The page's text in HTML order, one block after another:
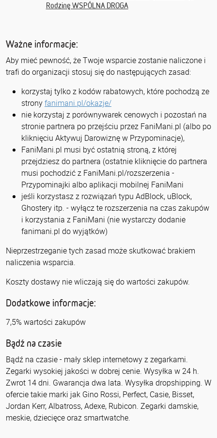
Rodzinę WSPÓLNA DROGA
Ważne informacje:
Aby mieć pewność, że Twoje wsparcie zostanie naliczone i
trafi do organizacji stosuj się do następujących zasad:
korzystaj tylko z kodów rabatowych, które pochodzą ze
stronyfanimani.pl/okazje/
nie korzystaj z porównywarek cenowych i pozostań na
stronie partnera po przejściu przez FaniMani.pl (albo po
kliknięciu Aktywuj Darowiznę w Przypominacje),
FaniMani.pl musi być ostatnią stroną, z której
przejdziesz do partnera (ostatnie kliknięcie do partnera
musi pochodzić z FaniMani.pl/rozszerzenia -
Przypominajki albo aplikacji mobilnej FaniMani
jeśli korzystasz z rozwiązań typu AdBlock, uBlock,
Ghostery itp. - wyłącz te rozszerzenia na czas zakupów
i korzystania z FaniMani (nie wystarczy dodanie
fanimani.pl do wyjątków)
Nieprzestrzeganie tych zasad może skutkować brakiem
naliczenia wsparcia.
Koszty dostawy nie wliczają się do wartości zakupów.
Dodatkowe informacje:
7,5% wartości zakupów
Bądź na czasie
Bądź na czasie - mały sklep internetowy z zegarkami.
Zegarki wysokiej jakości w dobrej cenie. Wysyłka w 24 h.
Zwrot 14 dni. Gwarancja dwa lata. Wysyłka dropshipping. W
ofercie takie marki jak Gino Rossi, Perfect, Casie, Bisset,
Jordan Kerr, Albatross, Adexe, Rubicon. Zegarki damskie,
meskie, dziecięce oraz smartwatche.